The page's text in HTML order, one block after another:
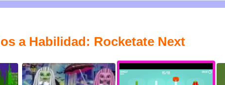
a Habilidad: Rocketate Next